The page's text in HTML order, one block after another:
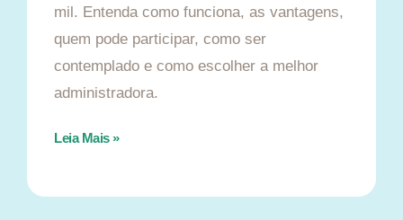
mil. Entenda como funciona, as vantagens,
quem pode participar, como ser
contemplado e como escolher a melhor
administradora.
Leia Mais »